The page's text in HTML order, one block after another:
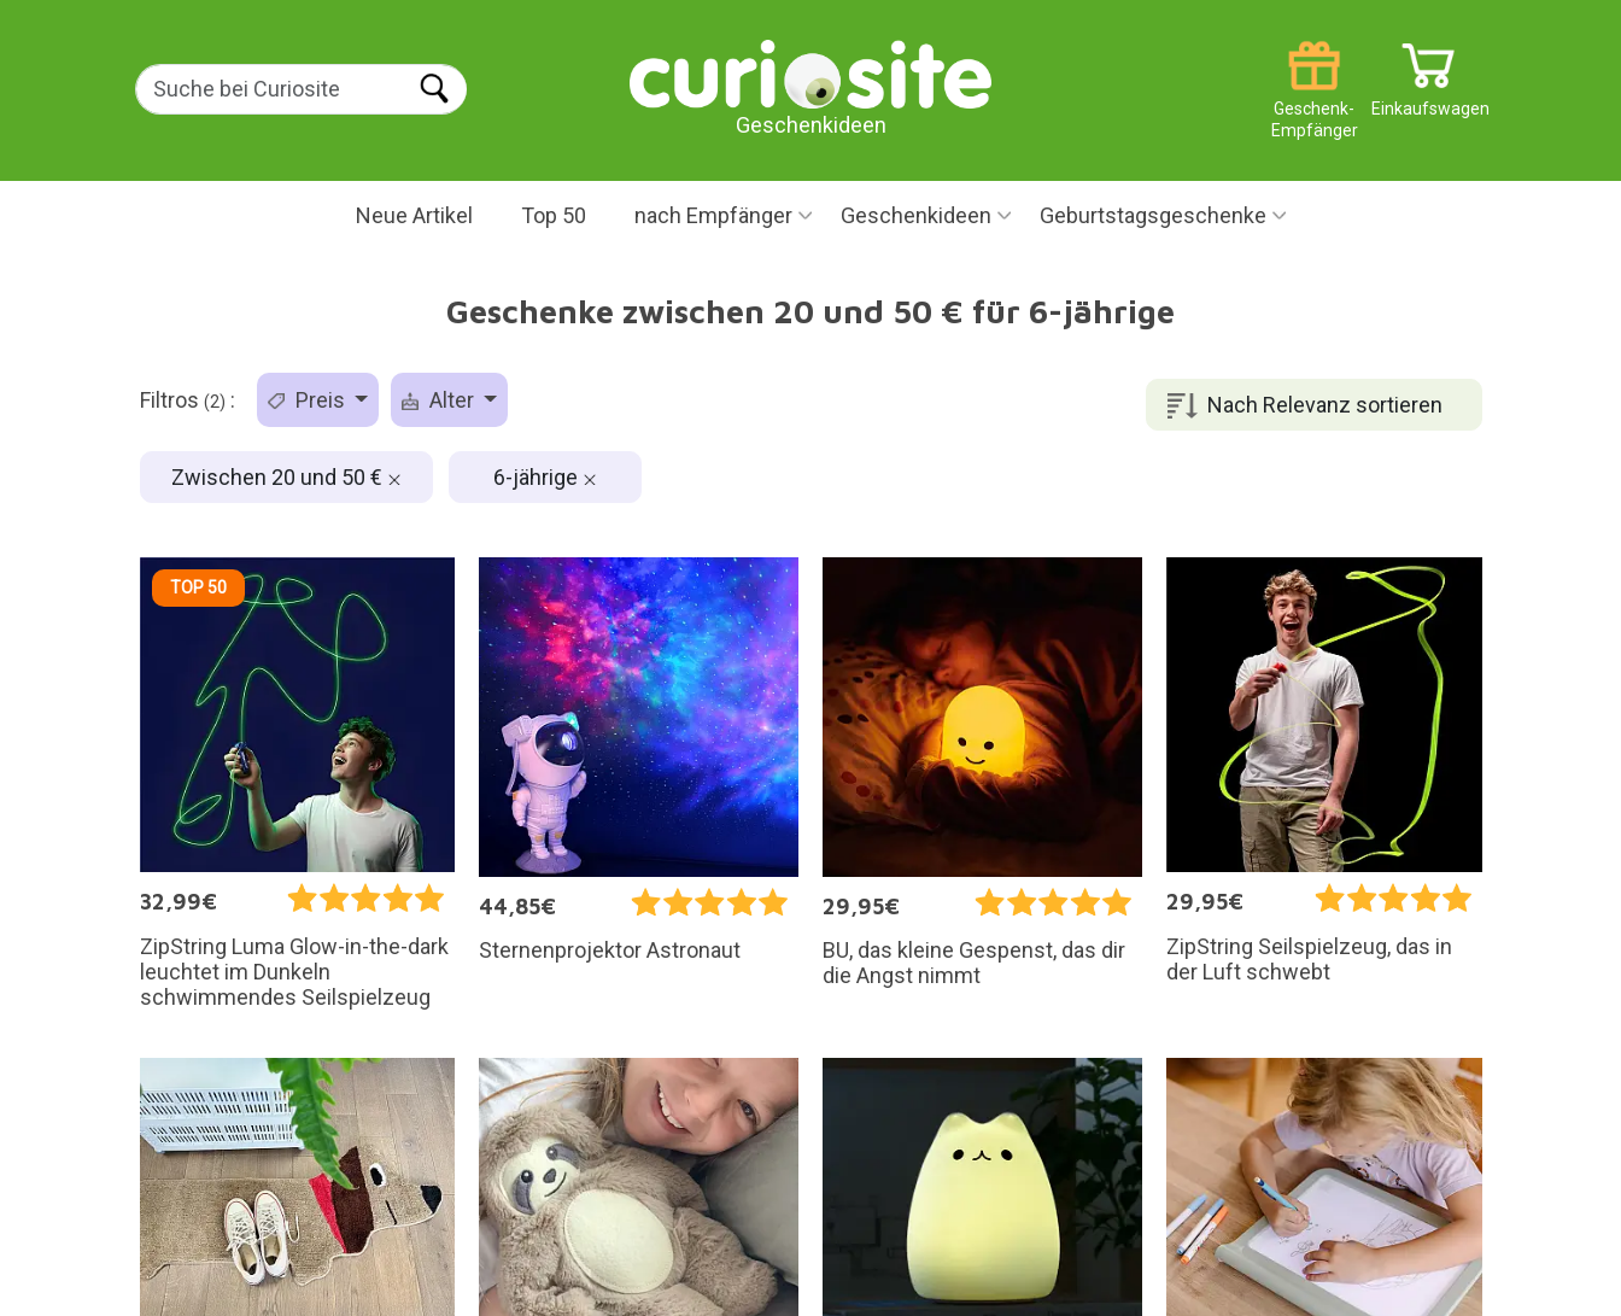
Geschenkideen
Einkaufswagen
Geschenk-
Empfänger
Neue Artikel Top 50 nach Empfänger Geschenkideen Geburtstagsgeschenke
Geschenke zwischen 20 und 50 € für 6-jährige
Nach Relevanz sortieren
Filtros (2) : Preis Alter
Zwischen 20 und 50 € 6-jährige
TOP 50
32,99€
ZipString Luma Glow-in-the-dark
leuchtet im Dunkeln
schwimmendes Seilspielzeug
44,85€
Sternenprojektor Astronaut
29,95€
BU, das kleine Gespenst, das dir
die Angst nimmt
29,95€
ZipString Seilspielzeug, das in
der Luft schwebt